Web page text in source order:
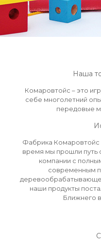
Наша
Комаровтойс – это
себе многолетний
передовые
Фабрика Комаровтойс
время мы прошли путь
компании с
современным
наши продукты
Ближнего